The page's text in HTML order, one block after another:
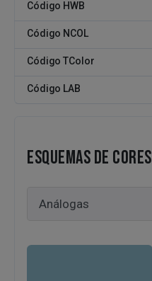
Código HWB
Código NCOL
Código TColor
Código LAB
ESQUEMAS DE CORES